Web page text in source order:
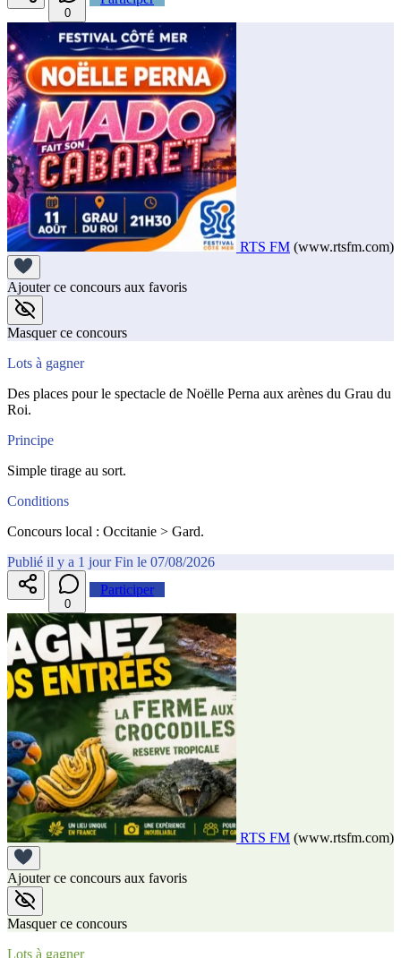
0
RTS FM (www.rtsfm.com)
Ajouter ce concours aux favoris
Masquer ce concours
Lots à gagner
Des places pour le spectacle de Noëlle Perna aux arènes du Grau du
Roi.
Principe
Simple tirage au sort.
Conditions
Concours local : Occitanie > Gard.
Publié il y a 1 jour Fin le 07/08/2026
0
Participer
RTS FM (www.rtsfm.com)
Ajouter ce concours aux favoris
Masquer ce concours
Lots à gagner